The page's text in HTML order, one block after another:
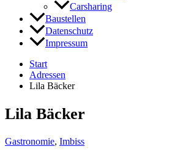
Carsharing
Baustellen
Datenschutz
Impressum
Start
Adressen
Lila Bäcker
Lila Bäcker
Gastronomie, Imbiss